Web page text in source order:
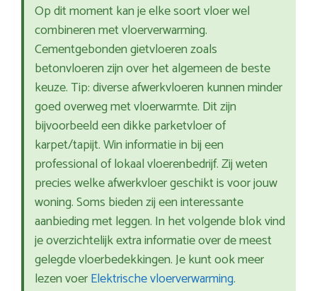
Op dit moment kan je elke soort vloer wel
combineren met vloerverwarming.
Cementgebonden gietvloeren zoals
betonvloeren zijn over het algemeen de beste
keuze. Tip: diverse afwerkvloeren kunnen minder
goed overweg met vloerwarmte. Dit zijn
bijvoorbeeld een dikke parketvloer of
karpet/tapijt. Win informatie in bij een
professional of lokaal vloerenbedrijf. Zij weten
precies welke afwerkvloer geschikt is voor jouw
woning. Soms bieden zij een interessante
aanbieding met leggen. In het volgende blok vind
je overzichtelijk extra informatie over de meest
gelegde vloerbedekkingen. Je kunt ook meer
lezen voerElektrische vloerverwarming.